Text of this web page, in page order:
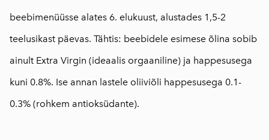
beebimenüüsse alates 6. elukuust, alustades 1,5-2
teelusikast päevas. Tähtis: beebidele esimese õlina sobib
ainult Extra Virgin (ideaalis orgaaniline) ja happesusega
kuni 0.8%. Ise annan lastele oliiviõli happesusega 0.1-
0.3% (rohkem antioksüdante).